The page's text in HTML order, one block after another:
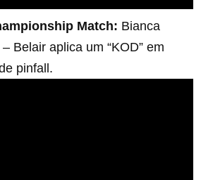
Match: Bianca
Belair aplica um “KOD” em
pinfall.